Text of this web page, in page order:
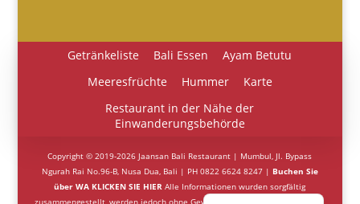
Getränkeliste Bali Essen
Ayam Betutu
Meeresfrüchte
Hummer
Karte
Restaurant in der Nähe der
Einwanderungsbehörde
Copyright © 2019-2026 Jaansan Bali Restaurant | Mumbul, Jl. Bypass
Ngurah Rai No.96-B, Nusa Dua, Bali | PH 0822 6624 8247 | Buchen Sie
über WA KLICKEN SIE HIER Alle Informationen wurden sorgfältig
zusammengestellt, werden jedoch ohne Gewährleistung bereitgestellt. Alle
English (UK)
简体中文
Français
हिन्दी